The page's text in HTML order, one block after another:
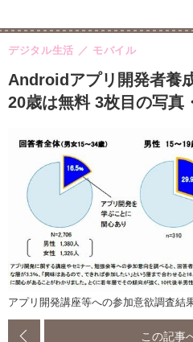
Androidアプリ開発者養
20歳は無料 3枚目の写真
デジタル生活 モバイル
アプリ開発講座等への参加意欲調査結
この記事